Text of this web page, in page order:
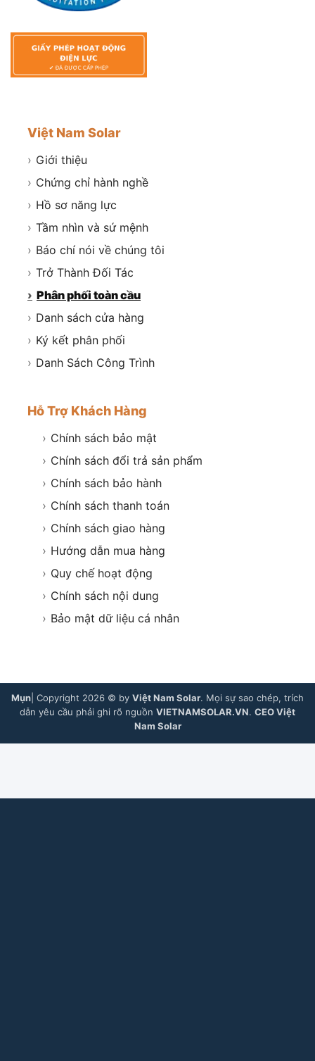
Việt Nam Solar
› Giới thiệu
› Chứng chỉ hành nghề
› Hồ sơ năng lực
› Tầm nhìn và sứ mệnh
› Báo chí nói về chúng tôi
› Trở Thành Đối Tác
› Phân phối toàn cầu
› Danh sách cửa hàng
› Ký kết phân phối
› Danh Sách Công Trình
Hỗ Trợ Khách Hàng
› Chính sách bảo mật
› Chính sách đổi trả sản phẩm
› Chính sách bảo hành
› Chính sách thanh toán
› Chính sách giao hàng
› Hướng dẫn mua hàng
› Quy chế hoạt động
› Chính sách nội dung
› Bảo mật dữ liệu cá nhân
Mụn | Copyright 2026 © by Việt Nam Solar. Mọi sự sao chép, trích
dẫn yêu cầu phải ghi rõ nguồn VIETNAMSOLAR.VN. CEO Việt
Nam Solar